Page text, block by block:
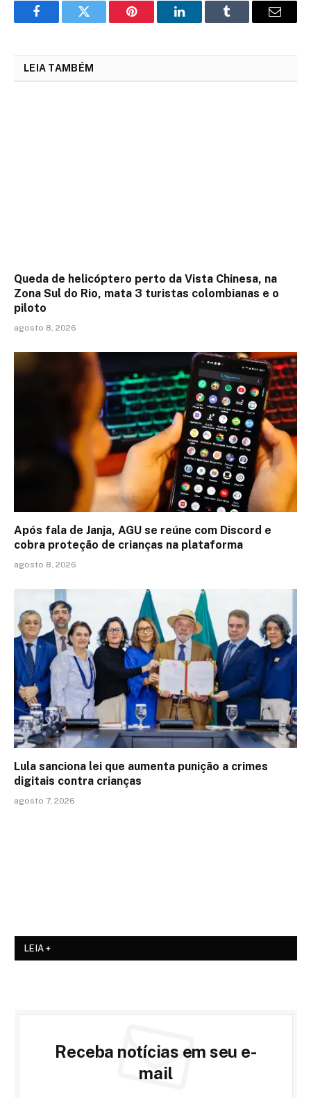
FacebookTwitter Pinterest LinkedInTumblr Email
LEIA TAMBÉM
Queda de helicóptero perto da Vista Chinesa, na
Zona Sul do Rio, mata 3 turistas colombianas e o
piloto
agosto 8, 2026
Após fala de Janja, AGU se reúne com Discord e
cobra proteção de crianças na plataforma
agosto 8, 2026
Lula sanciona lei que aumenta punição a crimes
digitais contra crianças
agosto 7, 2026
LEIA +
Receba notícias em seu e-
mail